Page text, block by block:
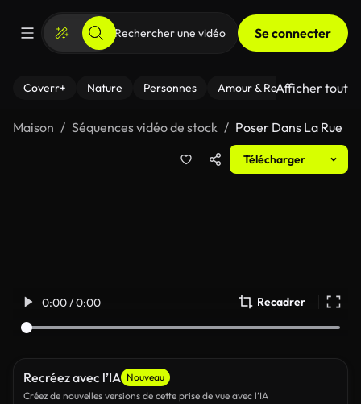
Se connecter
Coverr+ Nature Personnes Amour & Relations Le
Afficher tout
Maison Séquences vidéo de stock Poser Dans La Rue
Télécharger
0:00 / 0:00 Recadrer
Recréez avec l’IA Nouveau
Créez de nouvelles versions de cette prise de vue avec l’IA